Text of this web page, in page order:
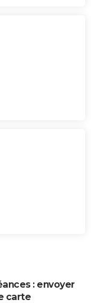
: envoyer
carte